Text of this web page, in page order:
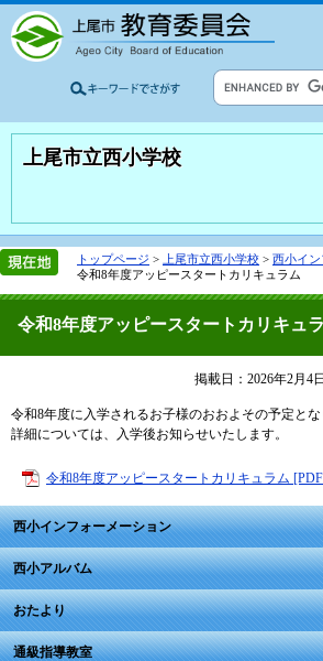
上尾市立西小学校
トップページ > 上尾市立西小学校 > 西小イ
令和8年度アッピースタートカリキュラム
令和8年度アッピースタートカリキュ
掲載日：2026年2月4
令和8年度に入学されるお子様のおおよその予定とな
詳細については、入学後お知らせいたします。
令和8年度アッピースタートカリキュラム
西小インフォーメーション
西小アルバム
おたより
通級指導教室